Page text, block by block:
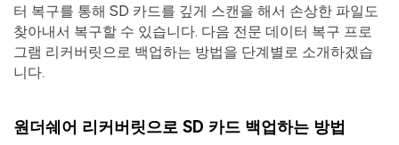
터 복구를 통해 SD 카드를 깊게 스캔을 해서 손상한 파일도
찾아내서 복구할 수 있습니다. 다음 전문 데이터 복구 프로
그램 리커버릿으로 백업하는 방법을 단계별로 소개하겠습
니다.
원더쉐어 리커버릿으로 SD 카드 백업하는 방법